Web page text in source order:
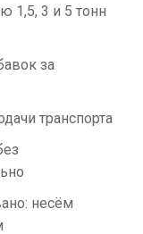
1,5, 3 и 5 тонн
за
транспорта
несём